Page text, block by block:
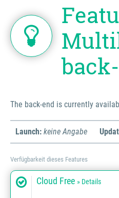
The back-end is currently
Launch: keine Angabe
Verfügbarkeit dieses Features
Cloud Free » Details